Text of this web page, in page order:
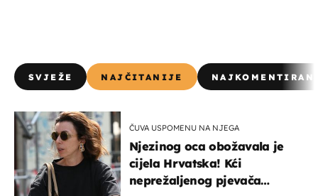
SVJEŽE NAJČITANIJE
ČUVA USPOMENU NA NJEGA
Njezinog oca obožavala je
cijela Hrvatska! Kći
neprežaljenog pjevača